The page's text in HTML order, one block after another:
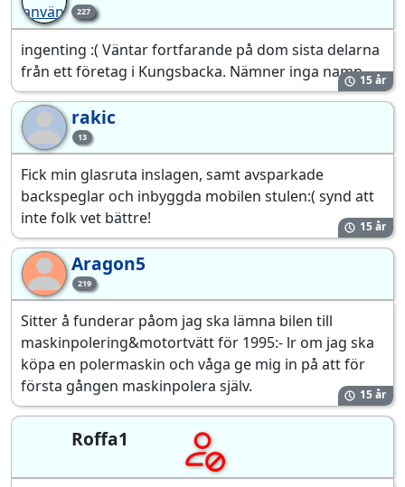
227
ingenting :( Väntar fortfarande på dom sista delarna
från ett företag i Kungsbacka. Nämner inga namn.15 år
ra 13
rakic
Fick min glasruta inslagen, samt avsparkade
backspeglar och inbyggda mobilen stulen:( synd att
inte folk vet bättre!
15 år
Ar 219
Aragon5
Sitter å funderar påom jag ska lämna bilen till
maskinpolering&motortvätt för 1995:- lr om jag ska
köpa en polermaskin och våga ge mig in på att för
första gången maskinpolera själv.
15 år
Roffa1